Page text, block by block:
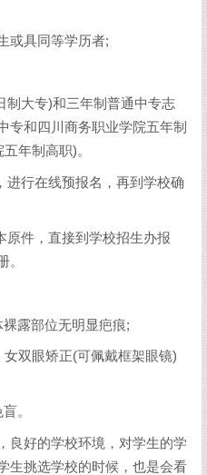
或具同等学历者;
制大专)和三年制普通中专志
专和四川商务职业学院五年制
年制高职)。
进行在线预报名，再到学校确
原件，直接到学校招生办报
。
露部位无明显疤痕;
双眼矫正(可佩戴框架眼镜)
。
良好的学校环境，对学生的学
生挑选学校的时候，也是会看